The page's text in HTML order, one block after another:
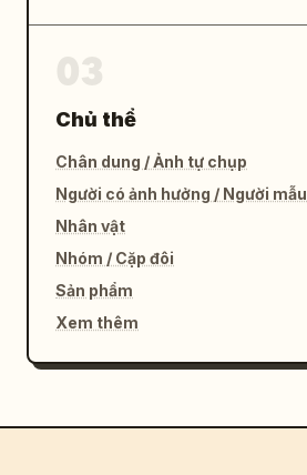
Chủ thể
Chân dung / Ảnh tự chụp
Người có ảnh hưởng / Người mẫu
Nhân vật
Nhóm / Cặp đôi
Sản phẩm
Xem thêm